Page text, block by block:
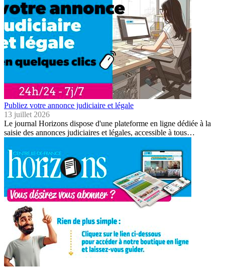
Publiez votre annonce judiciaire et légale
13 juillet 2026
Le journal Horizons dispose d'une plateforme en ligne dédiée à la
saisie des annonces judiciaires et légales, accessible à tous…